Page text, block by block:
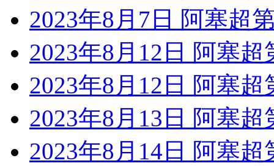
2023年8月7日 阿塞超
2023年8月12日 阿塞
2023年8月12日 阿塞
2023年8月13日 阿塞
2023年8月14日 阿塞